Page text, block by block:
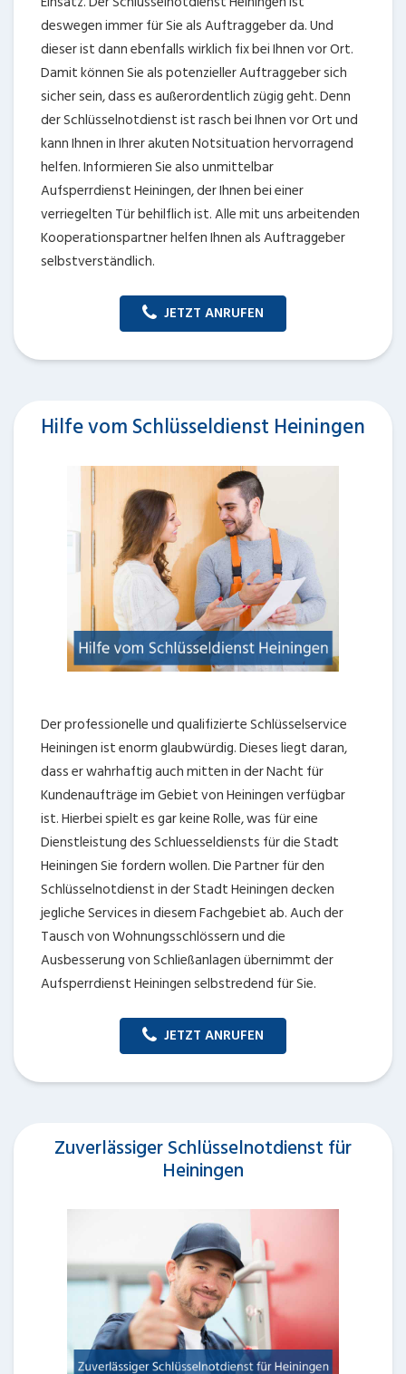
deswegen immer für Sie als Auftraggeber da. Und
dieser ist dann ebenfalls wirklich fix bei Ihnen vor Ort.
Damit können Sie als potenzieller Auftraggeber sich
sicher sein, dass es außerordentlich zügig geht. Denn
der Schlüsselnotdienst ist rasch bei Ihnen vor Ort und
kann Ihnen in Ihrer akuten Notsituation hervorragend
helfen. Informieren Sie also unmittelbar
Aufsperrdienst Heiningen, der Ihnen bei einer
verriegelten Tür behilflich ist. Alle mit uns arbeitenden
Kooperationspartner helfen Ihnen als Auftraggeber
selbstverständlich.
JETZT ANRUFEN
Hilfe vom Schlüsseldienst Heiningen
Der professionelle und qualifizierte Schlüsselservice
Heiningen ist enorm glaubwürdig. Dieses liegt daran,
dass er wahrhaftig auch mitten in der Nacht für
Kundenaufträge im Gebiet von Heiningen verfügbar
ist. Hierbei spielt es gar keine Rolle, was für eine
Dienstleistung des Schluesseldiensts für die Stadt
Heiningen Sie fordern wollen. Die Partner für den
Schlüsselnotdienst in der Stadt Heiningen decken
jegliche Services in diesem Fachgebiet ab. Auch der
Tausch von Wohnungsschlössern und die
Ausbesserung von Schließanlagen übernimmt der
Aufsperrdienst Heiningen selbstredend für Sie.
JETZT ANRUFEN
Zuverlässiger Schlüsselnotdienst für
Heiningen